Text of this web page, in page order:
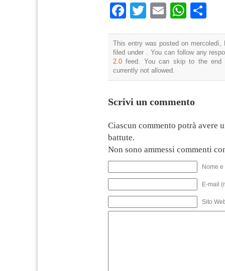
Facebook
TwitterEmail
This entry was posted on
filed under . You can follow any
2.0 feed. You can skip to the end
currently not allowed.
Scrivi un commento
Ciascun commento potrà avere
battute.
Non sono ammessi commenti
Nome
E-mail
Sito